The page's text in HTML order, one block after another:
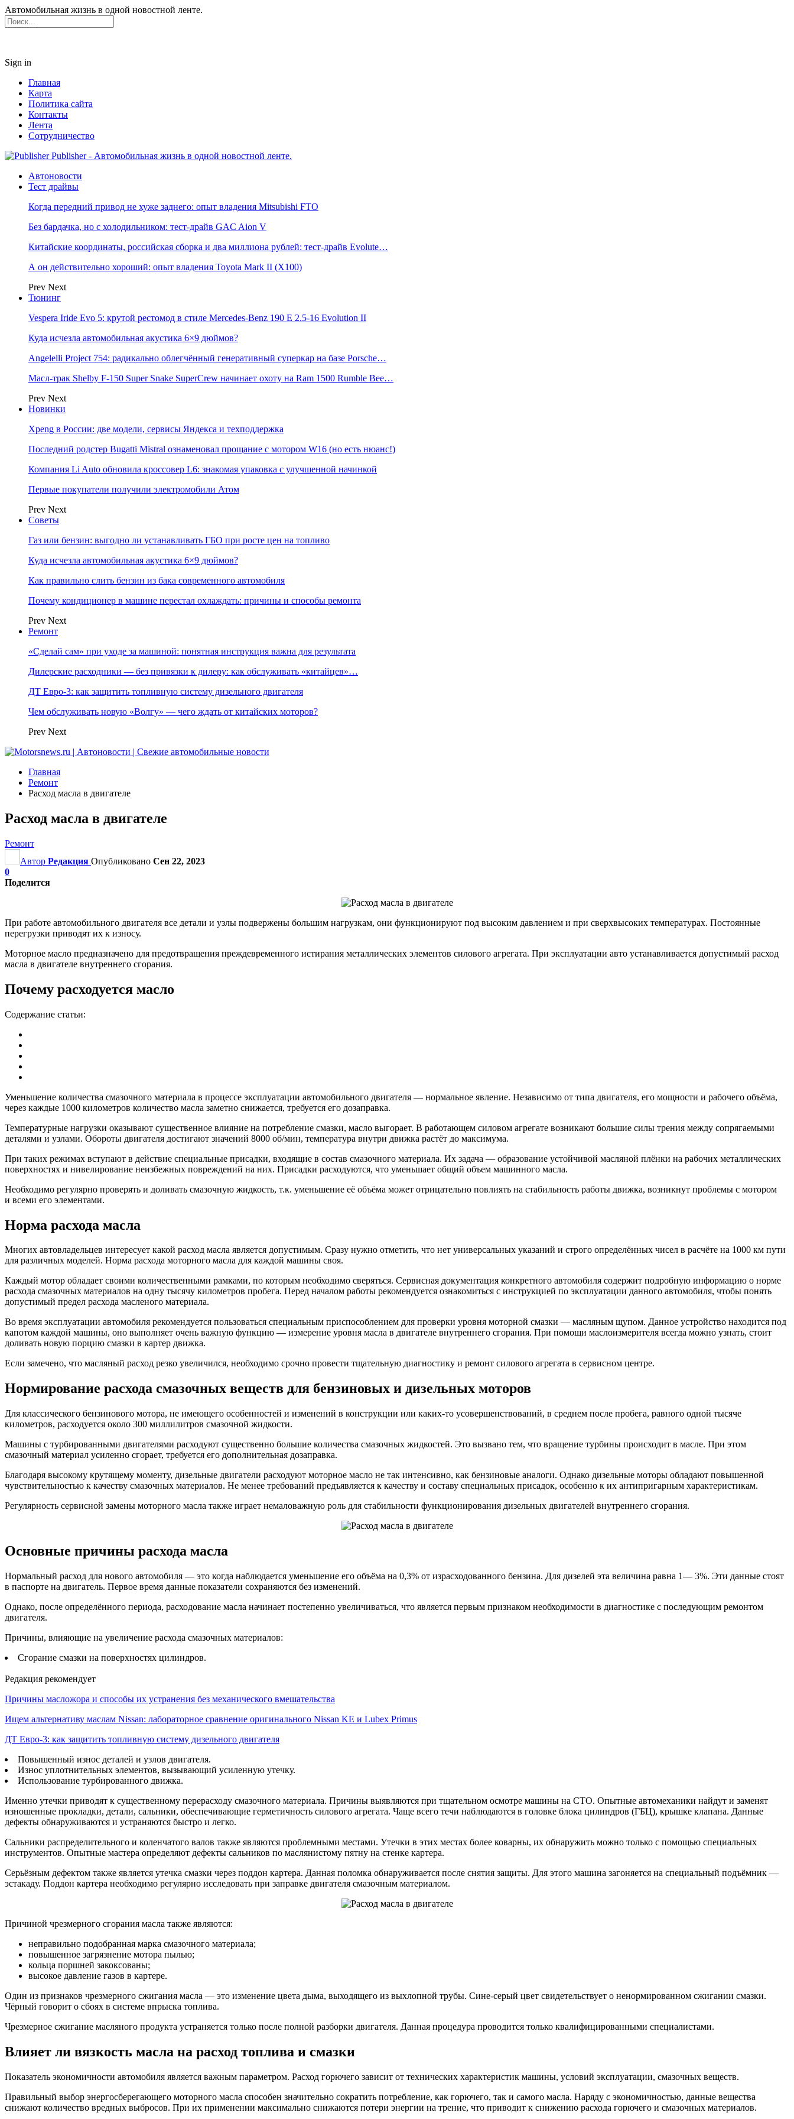
Автомобильная жизнь в одной новостной ленте.
Sign in
Главная
Карта
Политика сайта
Контакты
Лента
Сотрудничество
Publisher - Автомобильная жизнь в одной новостной ленте.
Автоновости
Тест драйвы
Когда передний привод не хуже заднего: опыт владения Mitsubishi FTO
Без бардачка, но с холодильником: тест-драйв GAC Aion V
Китайские координаты, российская сборка и два миллиона рублей: тест-драйв Evolute…
А он действительно хороший: опыт владения Toyota Mark II (Х100)
Prev Next
Тюнинг
Vespera Iride Evo 5: крутой рестомод в стиле Mercedes-Benz 190 E 2.5-16 Evolution II
Куда исчезла автомобильная акустика 6×9 дюймов?
Angelelli Project 754: радикально облегчённый генеративный суперкар на базе Porsche…
Масл-трак Shelby F-150 Super Snake SuperCrew начинает охоту на Ram 1500 Rumble Bee…
Prev Next
Новинки
Xpeng в России: две модели, сервисы Яндекса и техподдержка
Последний родстер Bugatti Mistral ознаменовал прощание с мотором W16 (но есть нюанс!)
Компания Li Auto обновила кроссовер L6: знакомая упаковка с улучшенной начинкой
Первые покупатели получили электромобили Атом
Prev Next
Советы
Газ или бензин: выгодно ли устанавливать ГБО при росте цен на топливо
Куда исчезла автомобильная акустика 6×9 дюймов?
Как правильно слить бензин из бака современного автомобиля
Почему кондиционер в машине перестал охлаждать: причины и способы ремонта
Prev Next
Ремонт
«Сделай сам» при уходе за машиной: понятная инструкция важна для результата
Дилерские расходники — без привязки к дилеру: как обслуживать «китайцев»…
ДТ Евро-3: как защитить топливную систему дизельного двигателя
Чем обслуживать новую «Волгу» — чего ждать от китайских моторов?
Prev Next
Главная
Ремонт
Расход масла в двигателе
Расход масла в двигателе
Ремонт
Автор Редакция Опубликовано Сен 22, 2023
0
Поделится
При работе автомобильного двигателя все детали и узлы подвержены большим нагрузкам, они функционируют под высоким давлением и при сверхвысоких температурах. Постоянные
перегрузки приводят их к износу.
Моторное масло предназначено для предотвращения преждевременного истирания металлических элементов силового агрегата. При эксплуатации авто устанавливается допустимый расход
масла в двигателе внутреннего сгорания.
Почему расходуется масло
Содержание статьи:
Уменьшение количества смазочного материала в процессе эксплуатации автомобильного двигателя — нормальное явление. Независимо от типа двигателя, его мощности и рабочего объёма,
через каждые 1000 километров количество масла заметно снижается, требуется его дозаправка.
Температурные нагрузки оказывают существенное влияние на потребление смазки, масло выгорает. В работающем силовом агрегате возникают большие силы трения между сопрягаемыми
деталями и узлами. Обороты двигателя достигают значений 8000 об/мин, температура внутри движка растёт до максимума.
При таких режимах вступают в действие специальные присадки, входящие в состав смазочного материала. Их задача — образование устойчивой масляной плёнки на рабочих металлических
поверхностях и нивелирование неизбежных повреждений на них. Присадки расходуются, что уменьшает общий объем машинного масла.
Необходимо регулярно проверять и доливать смазочную жидкость, т.к. уменьшение её объёма может отрицательно повлиять на стабильность работы движка, возникнут проблемы с мотором
и всеми его элементами.
Норма расхода масла
Многих автовладельцев интересует какой расход масла является допустимым. Сразу нужно отметить, что нет универсальных указаний и строго определённых чисел в расчёте на 1000 км пути
для различных моделей. Норма расхода моторного масла для каждой машины своя.
Каждый мотор обладает своими количественными рамками, по которым необходимо сверяться. Сервисная документация конкретного автомобиля содержит подробную информацию о норме
расхода смазочных материалов на одну тысячу километров пробега. Перед началом работы рекомендуется ознакомиться с инструкцией по эксплуатации данного автомобиля, чтобы понять
допустимый предел расхода масленого материала.
Во время эксплуатации автомобиля рекомендуется пользоваться специальным приспособлением для проверки уровня моторной смазки — масляным щупом. Данное устройство находится под
капотом каждой машины, оно выполняет очень важную функцию — измерение уровня масла в двигателе внутреннего сгорания. При помощи маслоизмерителя всегда можно узнать, стоит
доливать новую порцию смазки в картер движка.
Если замечено, что масляный расход резко увеличился, необходимо срочно провести тщательную диагностику и ремонт силового агрегата в сервисном центре.
Нормирование расхода смазочных веществ для бензиновых и дизельных моторов
Для классического бензинового мотора, не имеющего особенностей и изменений в конструкции или каких-то усовершенствований, в среднем после пробега, равного одной тысяче
километров, расходуется около 300 миллилитров смазочной жидкости.
Машины с турбированными двигателями расходуют существенно большие количества смазочных жидкостей. Это вызвано тем, что вращение турбины происходит в масле. При этом
смазочный материал усиленно сгорает, требуется его дополнительная дозаправка.
Благодаря высокому крутящему моменту, дизельные двигатели расходуют моторное масло не так интенсивно, как бензиновые аналоги. Однако дизельные моторы обладают повышенной
чувствительностью к качеству смазочных материалов. Не менее требований предъявляется к качеству и составу специальных присадок, особенно к их антипригарным характеристикам.
Регулярность сервисной замены моторного масла также играет немаловажную роль для стабильности функционирования дизельных двигателей внутреннего сгорания.
Основные причины расхода масла
Нормальный расход для нового автомобиля — это когда наблюдается уменьшение его объёма на 0,3% от израсходованного бензина. Для дизелей эта величина равна 1— 3%. Эти данные стоят
в паспорте на двигатель. Первое время данные показатели сохраняются без изменений.
Однако, после определённого периода, расходование масла начинает постепенно увеличиваться, что является первым признаком необходимости в диагностике с последующим ремонтом
двигателя.
Причины, влияющие на увеличение расхода смазочных материалов:
Сгорание смазки на поверхностях цилиндров.
Редакция рекомендует
Причины масложора и способы их устранения без механического вмешательства
Ищем альтернативу маслам Nissan: лабораторное сравнение оригинального Nissan KE и Lubex Primus
ДТ Евро-3: как защитить топливную систему дизельного двигателя
Повышенный износ деталей и узлов двигателя.
Износ уплотнительных элементов, вызывающий усиленную утечку.
Использование турбированного движка.
Именно утечки приводят к существенному перерасходу смазочного материала. Причины выявляются при тщательном осмотре машины на СТО. Опытные автомеханики найдут и заменят
изношенные прокладки, детали, сальники, обеспечивающие герметичность силового агрегата. Чаще всего течи наблюдаются в головке блока цилиндров (ГБЦ), крышке клапана. Данные
дефекты обнаруживаются и устраняются быстро и легко.
Сальники распределительного и коленчатого валов также являются проблемными местами. Утечки в этих местах более коварны, их обнаружить можно только с помощью специальных
инструментов. Опытные мастера определяют дефекты сальников по маслянистому пятну на стенке картера.
Серьёзным дефектом также является утечка смазки через поддон картера. Данная поломка обнаруживается после снятия защиты. Для этого машина загоняется на специальный подъёмник —
эстакаду. Поддон картера необходимо регулярно исследовать при заправке двигателя смазочным материалом.
Причиной чрезмерного сгорания масла также являются:
неправильно подобранная марка смазочного материала;
повышенное загрязнение мотора пылью;
кольца поршней закоксованы;
высокое давление газов в картере.
Один из признаков чрезмерного сжигания масла — это изменение цвета дыма, выходящего из выхлопной трубы. Сине-серый цвет свидетельствует о ненормированном сжигании смазки.
Чёрный говорит о сбоях в системе впрыска топлива.
Чрезмерное сжигание масляного продукта устраняется только после полной разборки двигателя. Данная процедура проводится только квалифицированными специалистами.
Влияет ли вязкость масла на расход топлива и смазки
Показатель экономичности автомобиля является важным параметром. Расход горючего зависит от технических характеристик машины, условий эксплуатации, смазочных веществ.
Правильный выбор энергосберегающего моторного масла способен значительно сократить потребление, как горючего, так и самого масла. Наряду с экономичностью, данные вещества
снижают количество вредных выбросов. При их применении максимально снижаются потери энергии на трение, что приводит к снижению расхода горючего и смазочных материалов.